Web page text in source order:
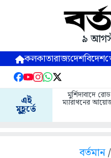
৯
কলকাতারাজ্যদেশবিদেশ
এই
মুহূর্তে
মুর্শিদাবাদে
ম্যারাথনের
বর্তমান